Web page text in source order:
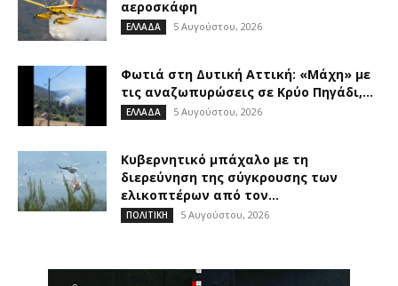
αεροσκάφη
ΕΛΛΑΔΑ 5 Αυγούστου, 2026
Φωτιά στη Δυτική Αττική: «Μάχη» με
τις αναζωπυρώσεις σε Κρύο Πηγάδι,...
ΕΛΛΑΔΑ 5 Αυγούστου, 2026
Κυβερνητικό μπάχαλο με τη
διερεύνηση της σύγκρουσης των
ελικοπτέρων από τον...
ΠΟΛΙΤΙΚΗ 5 Αυγούστου, 2026